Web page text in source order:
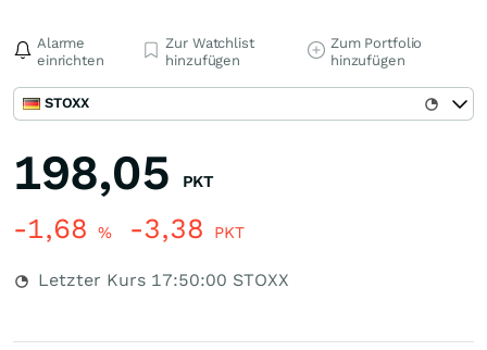
Alarme
einrichten
Zur Watchlist
hinzufügen
Zum Portfolio
hinzufügen
STOXX
198,05 PKT
-1,68 % -3,38 PKT
Letzter Kurs 17:50:00 STOXX